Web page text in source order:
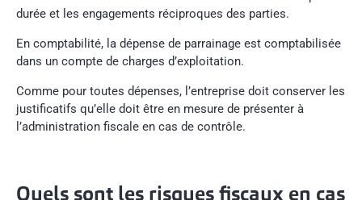
durée et les engagements réciproques des parties.
En comptabilité, la dépense de parrainage est comptabilisée
dans un compte de charges d’exploitation.
Comme pour toutes dépenses, l’entreprise doit conserver les
justificatifs qu’elle doit être en mesure de présenter à
l’administration fiscale en cas de contrôle.
Quels sont les risques fiscaux en cas